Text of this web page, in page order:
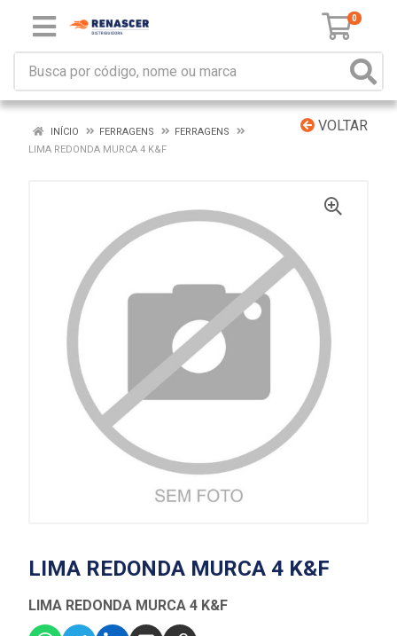
0
VOLTAR
INÍCIO FERRAGENS
FERRAGENS
LIMA REDONDA MURCA 4 K&F
LIMA REDONDA MURCA 4 K&F
LIMA REDONDA MURCA 4 K&F